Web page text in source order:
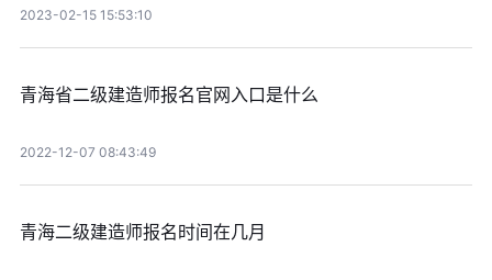
2023-02-15 15:53:10
青海省二级建造师报名官网入口是什么
2022-12-07 08:43:49
青海二级建造师报名时间在几月